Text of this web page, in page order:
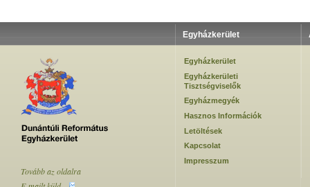
Egyházkerület
Egyházkerület
Egyházkerületi
Tisztségviselők
Egyházmegyék
Hasznos Információk
Letöltések
Kapcsolat
Impresszum
Tovább az oldalra